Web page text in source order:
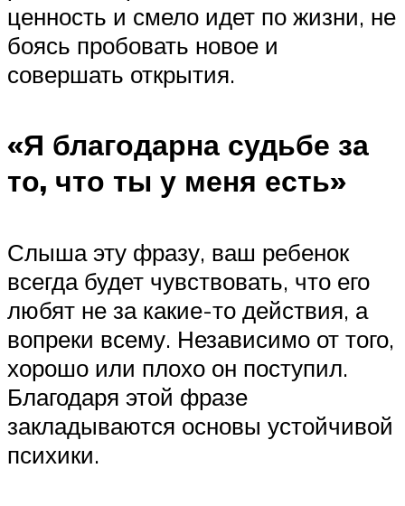
ценность и смело идет по жизни, не
боясь пробовать новое и
совершать открытия.
«Я благодарна судьбе за
то, что ты у меня есть»
Слыша эту фразу, ваш ребенок
всегда будет чувствовать, что его
любят не за какие-то действия, а
вопреки всему. Независимо от того,
хорошо или плохо он поступил.
Благодаря этой фразе
закладываются основы устойчивой
психики.